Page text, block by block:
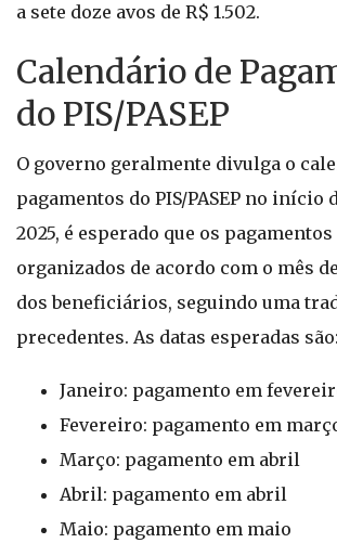
a sete doze avos de R$ 1.502.
Calendário de
do PIS/PASEP
O governo geralmente divulga o
pagamentos do PIS/PASEP no início
2025, é esperado que os
organizados de acordo com o mês
dos beneficiários, seguindo uma
precedentes. As datas esperadas são:
Janeiro: pagamento em
Fevereiro: pagamento em
Março: pagamento em abril
Abril: pagamento em abril
Maio: pagamento em maio